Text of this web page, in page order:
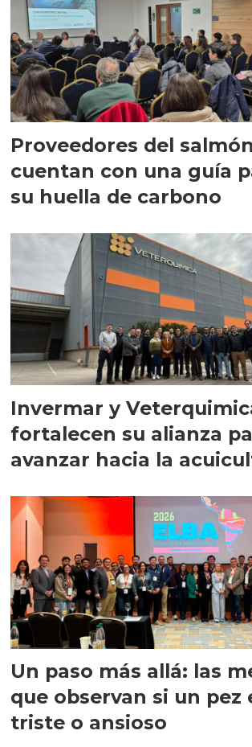
Proveedores del
cuentan con una guía
su huella de carbono
Invermar y
fortalecen su alianza
avanzar hacia la
Un paso más allá: las
que observan si un pez
triste o ansioso